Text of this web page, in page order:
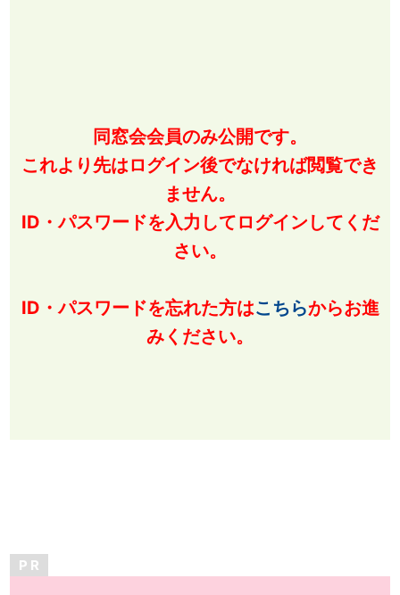
同窓会会員のみ公開です。
これより先はログイン後でなければ閲覧でき
ません。
ID・パスワードを入力してログインしてくだ
さい。
ID・パスワードを忘れた方はこちらからお進
みください。
P R